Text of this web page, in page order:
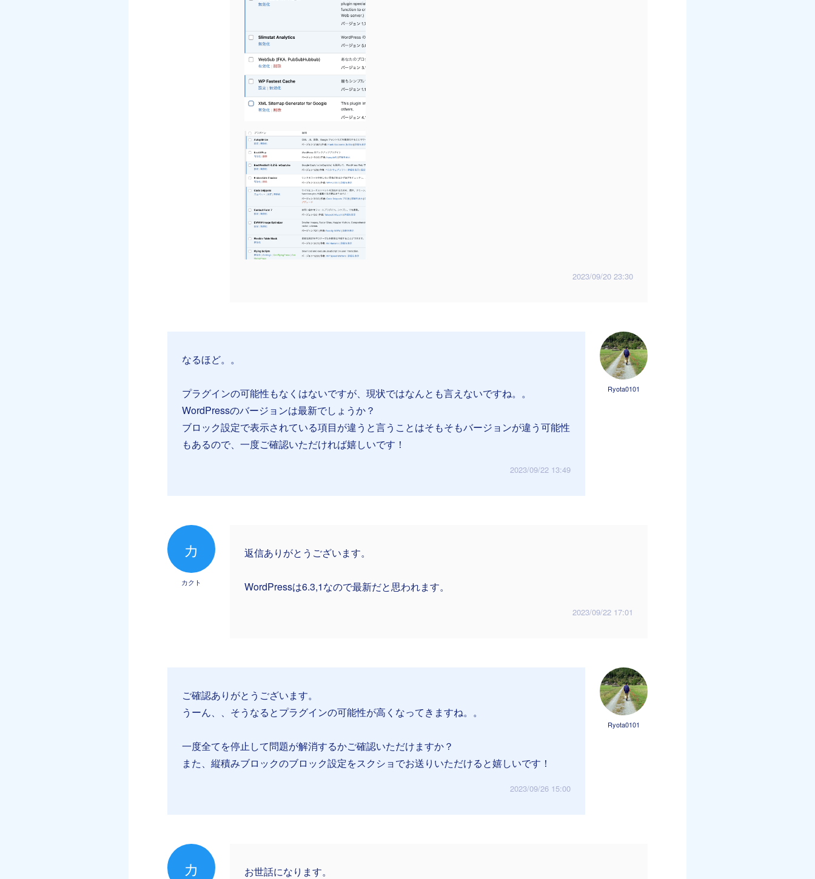
2023/09/20 23:30
Ryota0101
なるほど。。
プラグインの可能性もなくはないですが、現状ではなんとも言えないですね。。
WordPressのバージョンは最新でしょうか？
ブロック設定で表示されている項目が違うと言うことはそもそもバージョンが違う可能性
もあるので、一度ご確認いただければ嬉しいです！
2023/09/22 13:49
カ
カクト
返信ありがとうございます。
WordPressは6.3,1なので最新だと思われます。
2023/09/22 17:01
Ryota0101
ご確認ありがとうございます。
うーん、、そうなるとプラグインの可能性が高くなってきますね。。
一度全てを停止して問題が解消するかご確認いただけますか？
また、縦積みブロックのブロック設定をスクショでお送りいただけると嬉しいです！
2023/09/26 15:00
カ お世話になります。